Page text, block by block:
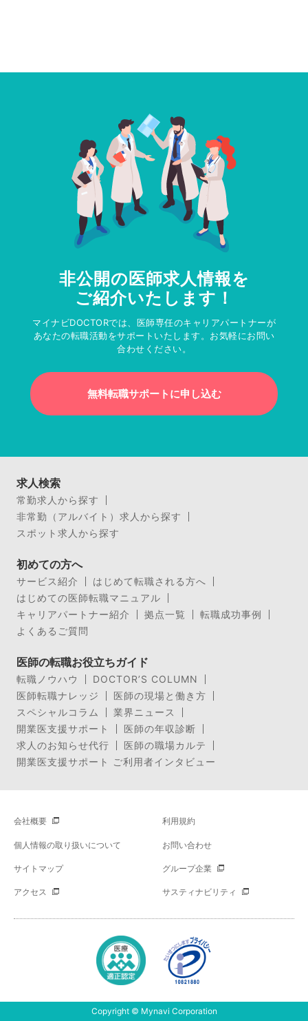
非公開の医師求人情報を
ご紹介いたします！
マイナビDOCTORでは、医師専任のキャリアパートナーが
あなたの転職活動をサポートいたします。お気軽にお問い
合わせください。
無料転職サポートに申し込む
求人検索
常勤求人から探す
非常勤（アルバイト）求人から探す
スポット求人から探す
初めての方へ
サービス紹介
はじめて転職される方へ
はじめての医師転職マニュアル
キャリアパートナー紹介
拠点一覧
転職成功事例
よくあるご質問
医師の転職お役立ちガイド
転職ノウハウ
DOCTOR’S COLUMN
医師転職ナレッジ
医師の現場と働き方
スペシャルコラム
業界ニュース
開業医支援サポート
医師の年収診断
求人のお知らせ代行
医師の職場カルテ
開業医支援サポート ご利用者インタビュー
会社概要 利用規約
個人情報の取り扱いについて お問い合わせ
サイトマップ グループ企業
アクセス サスティナビリティ
Copyright © Mynavi Corporation